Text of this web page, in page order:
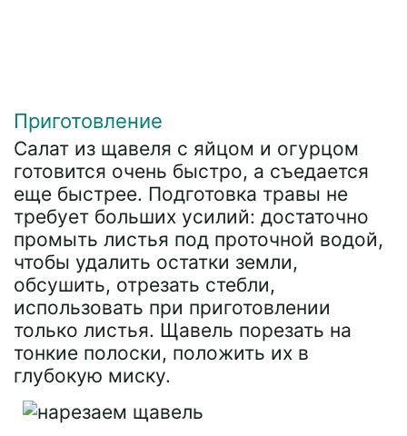
Приготовление
Салат из щавеля с яйцом и огурцом
готовится очень быстро, а съедается
еще быстрее. Подготовка травы не
требует больших усилий: достаточно
промыть листья под проточной водой,
чтобы удалить остатки земли,
обсушить, отрезать стебли,
использовать при приготовлении
только листья. Щавель порезать на
тонкие полоски, положить их в
глубокую миску.